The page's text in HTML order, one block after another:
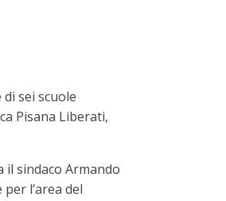
sei scuole
Pisana Liberati,
sindaco Armando
l’area del